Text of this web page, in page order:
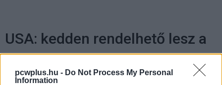
pcwplus.hu - Do Not Process My Personal
Information
USA: kedden rendelhető lesz a
Google Glass